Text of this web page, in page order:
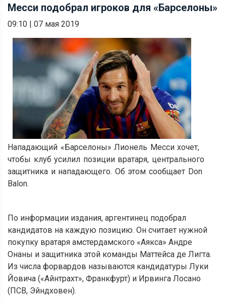
Месси подобрал игроков для «Барселоны»
09:10 | 07 мая 2019
Нападающий «Барселоны»Лионель Месси хочет,
чтобы клуб усилил позиции вратаря, центрального
защитника и нападающего. Об этом сообщает Don
Balon.
По информации издания, аргентинец подобрал
кандидатов на каждую позицию. Он считает нужной
покупку вратаря амстердамского «Аякса» Андре
Онаны и защитника этой команды Маттейса де Лигта.
Из числа форвардов называются кандидатуры Луки
Йовича («Айнтрахт», Франкфурт) и Ирвинга Лосано
(ПСВ, Эйндховен).